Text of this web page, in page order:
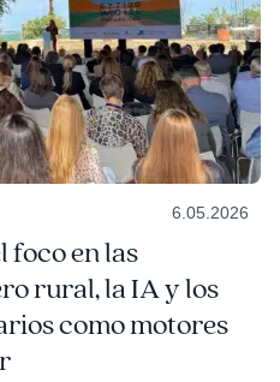
6.05.2026
foco en las
rural, la IA y los
como motores